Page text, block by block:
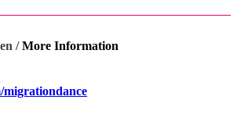
/More Information
migrationdance